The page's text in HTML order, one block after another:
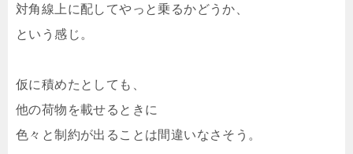
対角線上に配してやっと乗るかどうか、
という感じ。
仮に積めたとしても、
他の荷物を載せるときに
色々と制約が出ることは間違いなさそう。